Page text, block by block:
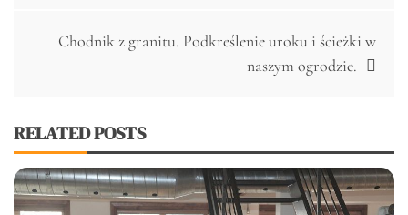
Chodnik z granitu. Podkreślenie uroku i ścieżki w
naszym ogrodzie.
RELATED POSTS